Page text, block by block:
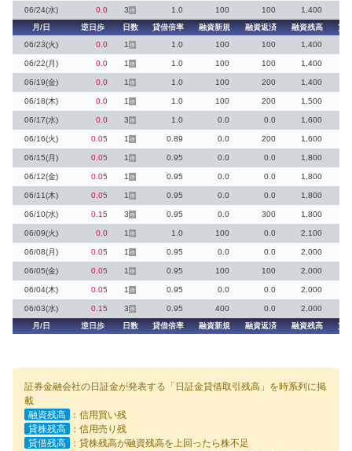
06/24(水) 0.0 3 停 1.0 100 100
1,400
月/日
逆日歩 日数 貸借倍率 融資新規 融資返済 融資残高
貸
06/23(火)
0.0 1 停 1.0 100 100 1,400
06/22(月) 0.0 1 停 1.0 100 100 1,400
06/19(金) 0.0 1 停 1.0 100 200 1,400
06/18(木) 0.0 1 停 1.0 100 200 1,500
06/17(水) 0.0 3 停 1.0 0.0 0.0 1,600
06/16(火) 0.05 1 停 0.89 0.0 200 1,600
06/15(月) 0.05 1 停 0.95 0.0 0.0 1,800
06/12(金) 0.05 1 停 0.95 0.0 0.0 1,800
06/11(木) 0.05 1 停 0.95 0.0 0.0 1,800
06/10(水) 0.15 3 停 0.95 0.0 300 1,800
06/09(火) 0.0 1 停 1.0 100 0.0 2,100
06/08(月) 0.05 1 停 0.95 0.0 0.0 2,000
06/05(金) 0.05 1 停 0.95 100 100 2,000
06/04(木) 0.05 1 停 0.95 0.0 0.0 2,000
06/03(水) 0.15 3 停 0.95 400 0.0
2,000
月/日
逆日歩 日数 貸借倍率 融資新規 融資返済 融資残高 貸
証券金融会社の日証金が発表する「日証金貸借取引残高」を時系列に掲
載
融資残高
：信用買い残
貸株残高
：信用売り残
貸借残高
：貸株残高が融資残高を上回ったら株不足